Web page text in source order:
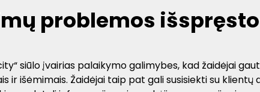
problemos
siūlo įvairias palaikymo galimybes, kad žaidėjai
ir išėmimais. Žaidėjai taip pat gali susisiekti su